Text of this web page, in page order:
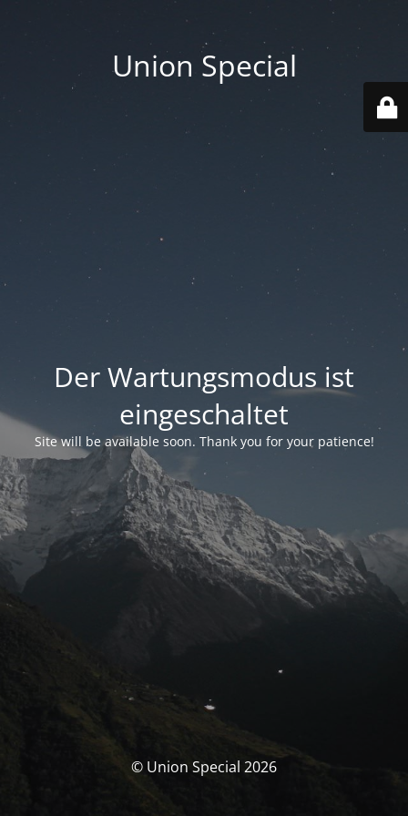
Union Special
Der Wartungsmodus ist
eingeschaltet
Site will be available soon. Thank you for your patience!
© Union Special 2026